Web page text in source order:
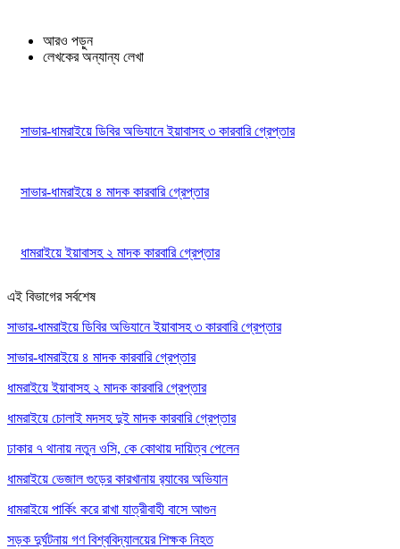
আরও পড়ুন
লেখকের অন্যান্য লেখা
সাভার-ধামরাইয়ে ডিবির অভিযানে ইয়াবাসহ ৩ কারবারি গ্রেপ্তার
সাভার-ধামরাইয়ে ৪ মাদক কারবারি গ্রেপ্তার
ধামরাইয়ে ইয়াবাসহ ২ মাদক কারবারি গ্রেপ্তার
এই বিভাগের সর্বশেষ
সাভার-ধামরাইয়ে ডিবির অভিযানে ইয়াবাসহ ৩ কারবারি গ্রেপ্তার
সাভার-ধামরাইয়ে ৪ মাদক কারবারি গ্রেপ্তার
ধামরাইয়ে ইয়াবাসহ ২ মাদক কারবারি গ্রেপ্তার
ধামরাইয়ে চোলাই মদসহ দুই মাদক কারবারি গ্রেপ্তার
ঢাকার ৭ থানায় নতুন ওসি, কে কোথায় দায়িত্ব পেলেন
ধামরাইয়ে ভেজাল গুড়ের কারখানায় র‌্যাবের অভিযান
ধামরাইয়ে পার্কিং করে রাখা যাত্রীবাহী বাসে আগুন
সড়ক দুর্ঘটনায় গণ বিশ্ববিদ্যালয়ের শিক্ষক নিহত